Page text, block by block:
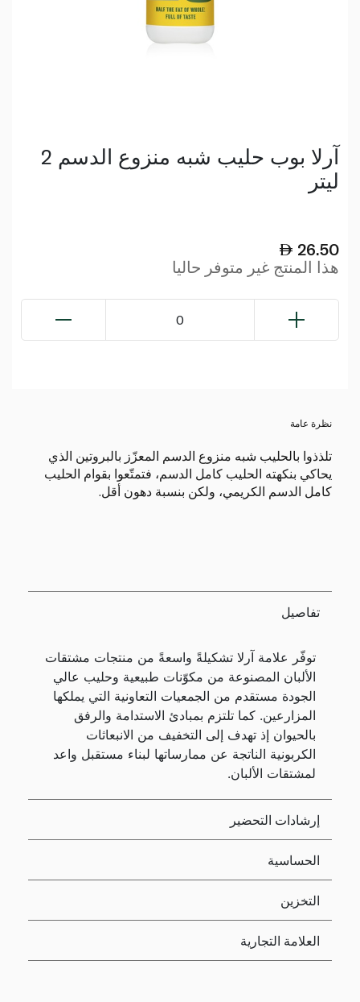
آرلا بوب حليب شبه منزوع الدسم 2
ليتر
26.50
هذا المنتج غير متوفر حاليا
0
نظرة عامة
تلذذوا بالحليب شبه منزوع الدسم المعزّز بالبروتين الذي
يحاكي بنكهته الحليب كامل الدسم، فتمتّعوا بقوام الحليب
كامل الدسم الكريمي، ولكن بنسبة دهون أقل.
تفاصيل
توفّر علامة آرلا تشكيلةً واسعةً من منتجات مشتقات
الألبان المصنوعة من مكوّنات طبيعية وحليب عالي
الجودة مستقدم من الجمعيات التعاونية التي يملكها
المزارعين. كما تلتزم بمبادئ الاستدامة والرفق
بالحيوان إذ تهدف إلى التخفيف من الانبعاثات
الكربونية الناتجة عن ممارساتها لبناء مستقبل واعد
لمشتقات الألبان.
إرشادات التحضير
الحساسية
التخزين
العلامة التجارية